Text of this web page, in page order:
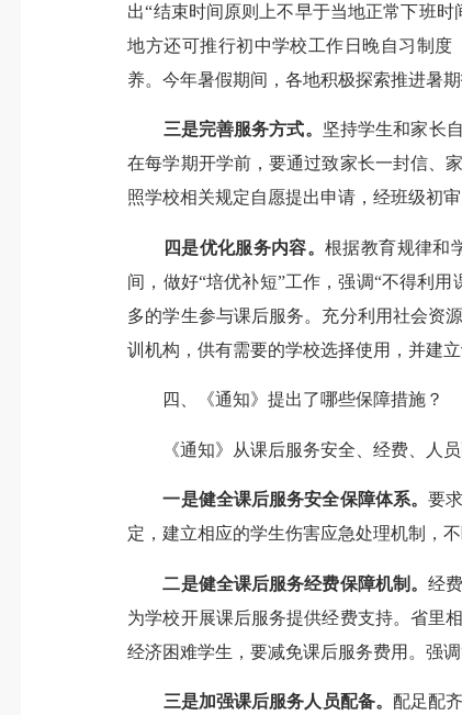
出“结束时间原则上不早于当地正常下班
地方还可推行初中学校工作日晚自习制
养。今年暑假期间，各地积极探索推进暑
三是完善服务方式。 坚持学生和家长
在每学期开学前，要通过致家长一封信、
照学校相关规定自愿提出申请，经班级初
四是优化服务内容。根据教育规律和
间，做好“培优补短”工作，强调“不得利
多的学生参与课后服务。充分利用社会资
训机构，供有需要的学校选择使用，并建
四、《通知》提出了哪些保障措施？
《通知》从课后服务安全、经费、人员
一是健全课后服务安全保障体系。要
定，建立相应的学生伤害应急处理机制，
二是健全课后服务经费保障机制。经
为学校开展课后服务提供经费支持。省里
经济困难学生，要减免课后服务费用。强
三是加强课后服务人员配备。 配足配